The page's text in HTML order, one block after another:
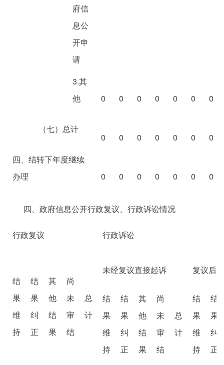
府信
息公
开申
请
3.其
他
0 0 0 0 0 0 0
（七）总计
0 0 0 0 0 0
0
四、结转下年度继续
办理
0 0 0 0 0 0 0
四、政府信息公开行政复议、行政诉讼情况
行政复议 行政诉讼
结
果
维
持
结
果
纠
正
其
他
结
果
尚
未
审
结
总
计
未经复议直接起诉 复议后
结
果
维
持
结
果
纠
正
其
他
结
果
尚
未
审
结
总
计
结
果
维
持
结
果
纠
正